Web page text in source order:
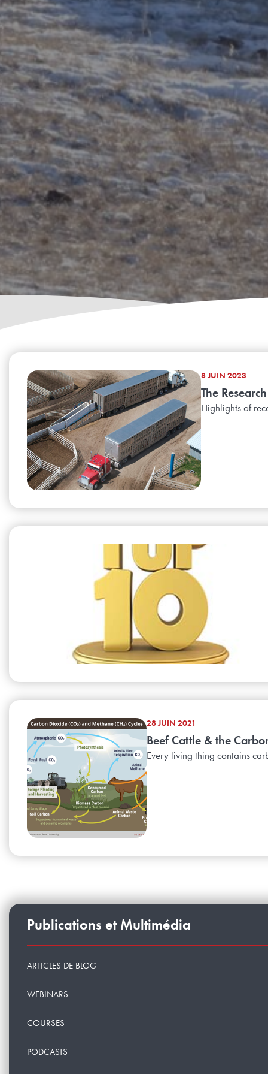
8 JUIN 2023
The
Highlights of
28 JUIN 2021
Beef Cattle & the
Every living thing contains
Publications et Multimédia
ARTICLES DE BLOG
WEBINARS
COURSES
PODCASTS